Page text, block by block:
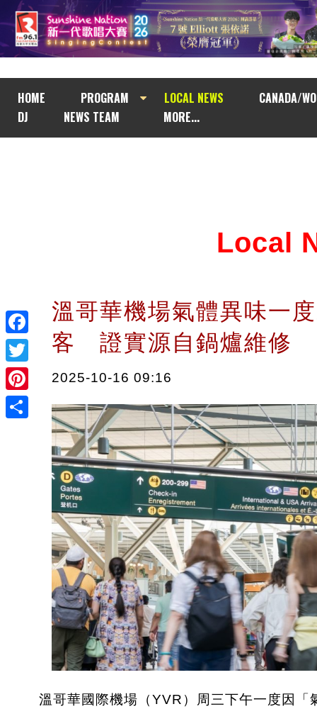
HOME PROGRAM LOCAL NEWS
CANADA/
DJ
NEWS TEAM MORE...
Facebook
Twitter
Pinterest
Local
溫哥華機場氣體異味一
客 證實源自鍋爐維修
2025-10-16 09:16
溫哥華國際機場（YVR）周三下午一度因